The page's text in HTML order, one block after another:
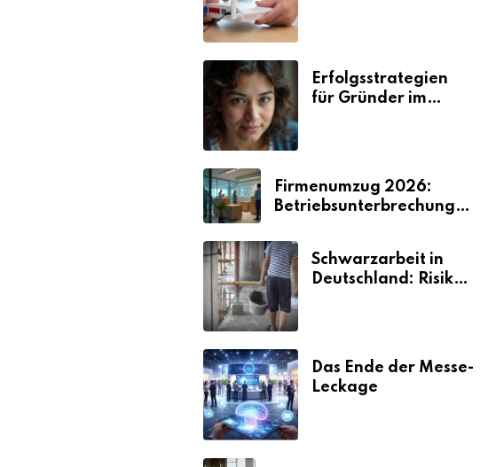
Erfolgsstrategien
für Gründer im
Firmenumzug 2026:
Betriebsunterbrechungen
Schwarzarbeit in
Deutschland: Risiken
Das Ende der Messe-
Leckage